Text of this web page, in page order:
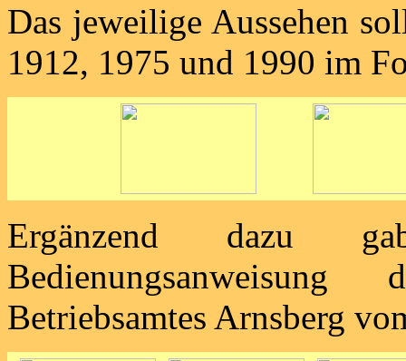
Das jeweilige Aussehen
1912, 1975 und 1990 im
Ergänzend dazu
Betriebsamtes Arnsberg